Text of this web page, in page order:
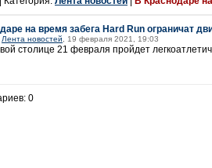
на время забега Hard Run ограничат
Лента новостей , 19 февраля 2021, 19:03
столице 21 февраля пройдет
0